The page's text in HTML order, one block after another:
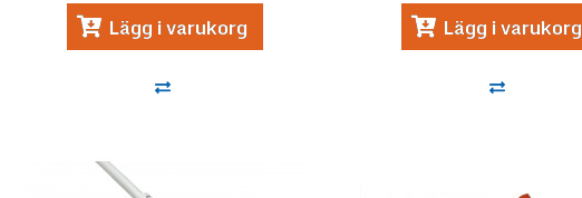
Lägg i varukorg Lägg i varukorg